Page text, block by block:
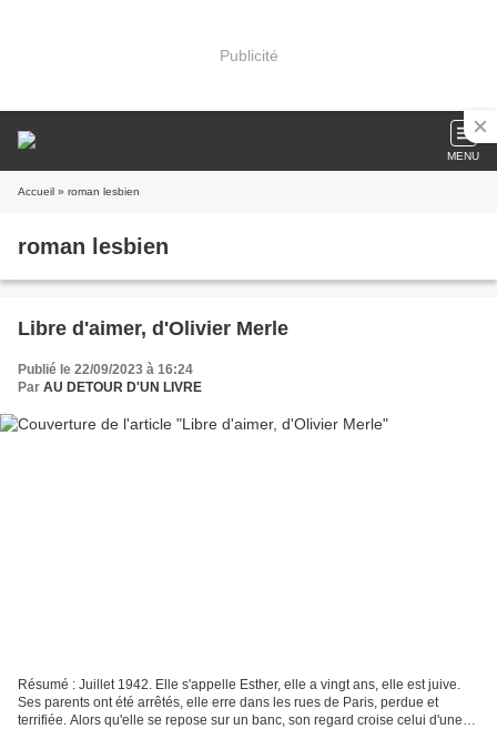
Publicité
MENU
Accueil » roman lesbien
roman lesbien
Libre d'aimer, d'Olivier Merle
Publié le 22/09/2023 à 16:24
Par AU DETOUR D'UN LIVRE
Résumé : Juillet 1942. Elle s'appelle Esther, elle a vingt ans, elle est juive.
Ses parents ont été arrêtés, elle erre dans les rues de Paris, perdue et
terrifiée. Alors qu'elle se repose sur un banc, son regard croise celui d'une